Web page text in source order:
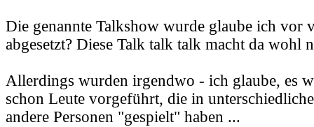
Die genannte Talkshow wurde glaube ich vor
abgesetzt? Diese Talk talk talk macht da wohl
Allerdings wurden irgendwo - ich glaube, es
schon Leute vorgeführt, die in
andere Personen "gespielt" haben ...